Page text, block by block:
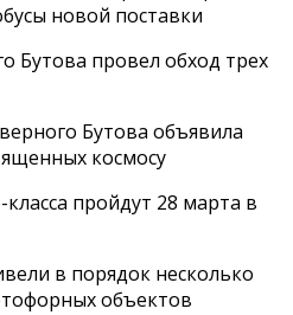
новой поставки
Бутова провел обход трех
Бутова объявила
космосу
пройдут 28 марта в
в порядок несколько
объектов